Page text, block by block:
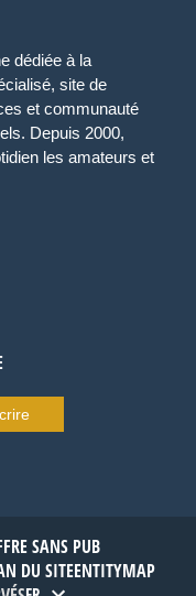
dédiée à la
site de
et communauté
Depuis 2000,
les amateurs et
SANS PUB
DU SITEENTITYMAP